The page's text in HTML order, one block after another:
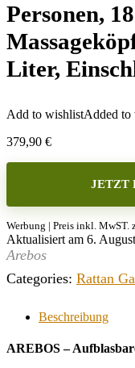
Personen,
Liter,
Add to wishlistAdded to
379,90 €
JETZT
Werbung | Preis inkl. MwST.
Aktualisiert am 6.
Arebos
Categories: Rattan
Beschreibung
AREBOS –